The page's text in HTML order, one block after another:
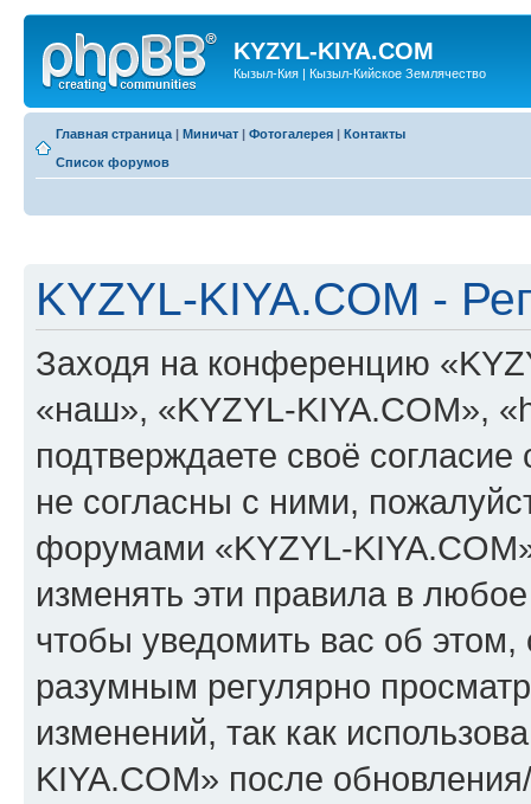
KYZYL-KIYA.COM
Кызыл-Кия | Кызыл-Кийское Землячество
Главная страница | Миничат | Фотогалерея | Контакты
Список форумов
KYZYL-KIYA.COM -
Заходя на конференцию
«наш», «KYZYL-KIYA.COM»,
подтверждаете своё
не согласны с ними,
форумами «KYZYL-
изменять эти правила в
чтобы уведомить вас об
разумным регулярно
изменений, так как
KIYA.COM» после